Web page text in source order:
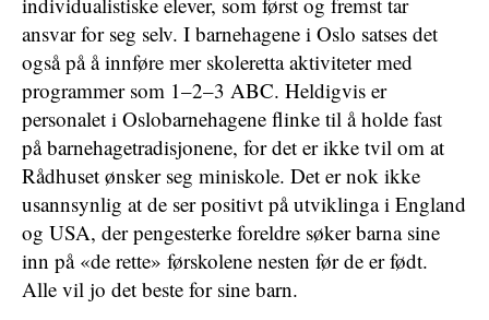
ansvar for seg selv. I barnehagene i Oslo satses det
også på å innføre mer skoleretta aktiviteter med
programmer som 1–2–3 ABC. Heldigvis er
personalet i Oslobarnehagene flinke til å holde fast
på barnehagetradisjonene, for det er ikke tvil om at
Rådhuset ønsker seg miniskole. Det er nok ikke
usannsynlig at de ser positivt på utviklinga i England
og USA, der pengesterke foreldre søker barna sine
inn på «de rette» førskolene nesten før de er født.
Alle vil jo det beste for sine barn.